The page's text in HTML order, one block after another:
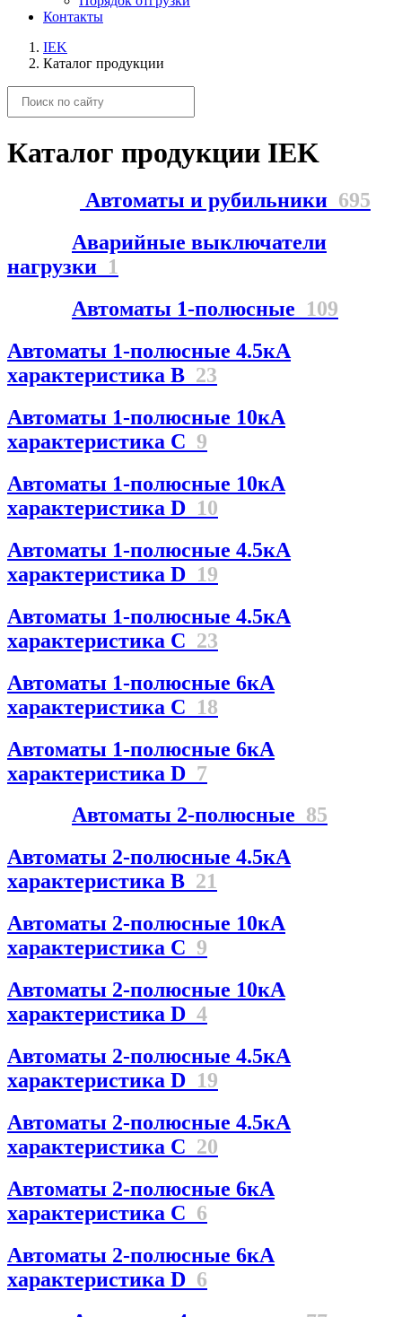
Контакты
IEK
Каталог продукции
Каталог продукции IEK
Автоматы и рубильники 695
Аварийные выключатели
нагрузки 1
Автоматы 1-полюсные 109
Автоматы 1-полюсные 4.5кА
характеристика В 23
Автоматы 1-полюсные 10кА
характеристика C 9
Автоматы 1-полюсные 10кА
характеристика D 10
Автоматы 1-полюсные 4.5кА
характеристика D 19
Автоматы 1-полюсные 4.5кА
характеристика С 23
Автоматы 1-полюсные 6кА
характеристика C 18
Автоматы 1-полюсные 6кА
характеристика D 7
Автоматы 2-полюсные 85
Автоматы 2-полюсные 4.5кА
характеристика В 21
Автоматы 2-полюсные 10кА
характеристика C 9
Автоматы 2-полюсные 10кА
характеристика D 4
Автоматы 2-полюсные 4.5кА
характеристика D 19
Автоматы 2-полюсные 4.5кА
характеристика С 20
Автоматы 2-полюсные 6кА
характеристика C 6
Автоматы 2-полюсные 6кА
характеристика D 6